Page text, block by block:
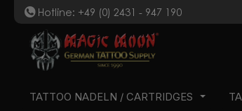
Hauptinhalt springen
Zur Suche springen
Zur Hauptnavigation springen
tHotline: +49 (0) 2431 - 947 190
TATTOO NADELN / CARTRIDGES